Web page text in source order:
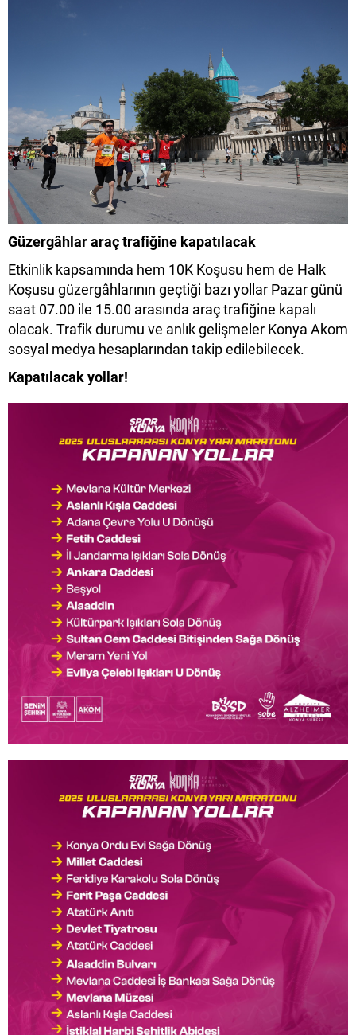
Güzergâhlar araç trafiğine kapatılacak
Etkinlik kapsamında hem 10K Koşusu hem de Halk
Koşusu güzergâhlarının geçtiği bazı yollar Pazar günü
saat 07.00 ile 15.00 arasında araç trafiğine kapalı
olacak. Trafik durumu ve anlık gelişmeler Konya Akom
sosyal medya hesaplarından takip edilebilecek.
Kapatılacak yollar!